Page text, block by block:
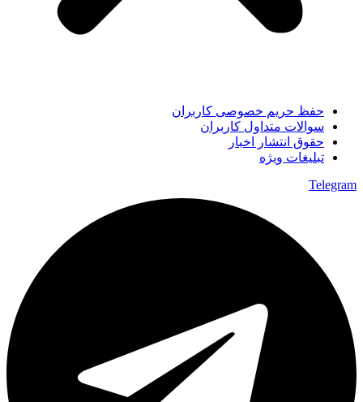
حفظ حریم خصوصی کاربران
سوالات متداول کاربران
حقوق انتشار اخبار
تبلیغات ویژه
Telegram